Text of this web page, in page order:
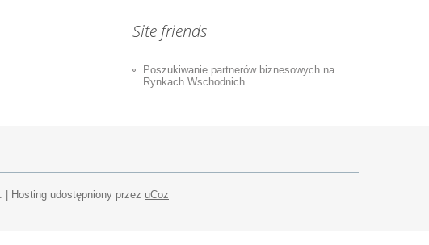
Site friends
Poszukiwanie partnerów biznesowych na
Rynkach Wschodnich
| Hosting udostępniony przez uCoz